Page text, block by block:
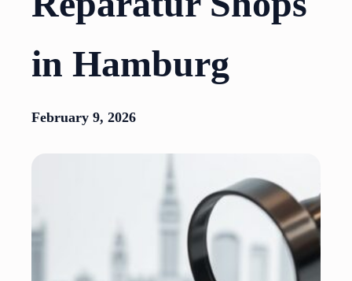
in Hamburg
February 9, 2026